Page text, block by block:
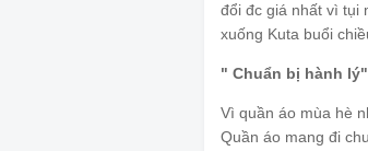
đổi đc giá nhất vì tụi
xuống Kuta buổi
" Chuẩn bị hành lý"
Vì quần áo mùa hè
Quần áo mang đi